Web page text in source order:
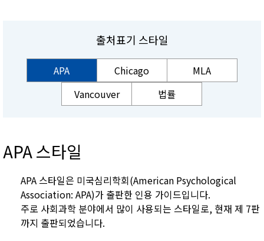
출처표기 스타일
APA Chicago
MLA
Vancouver
법률
APA 스타일
APA 스타일은 미국심리학회(American Psychological
Association: APA)가 출판한 인용 가이드입니다.
주로 사회과학 분야에서 많이 사용되는 스타일로, 현재 제 7판
까지 출판되었습니다.